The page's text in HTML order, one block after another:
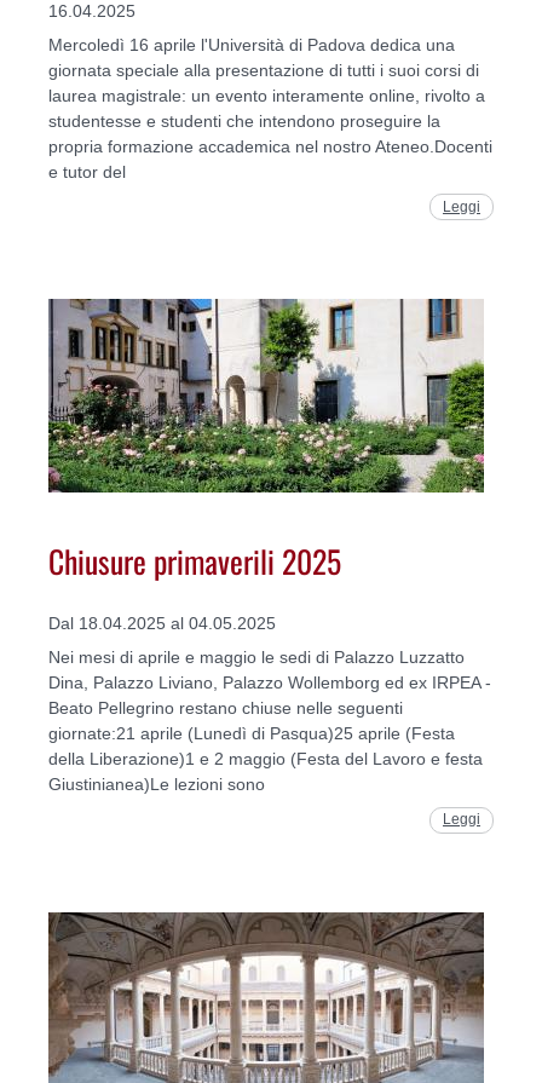
16.04.2025
Mercoledì 16 aprile l'Università di Padova dedica una
giornata speciale alla presentazione di tutti i suoi corsi di
laurea magistrale: un evento interamente online, rivolto a
studentesse e studenti che intendono proseguire la
propria formazione accademica nel nostro Ateneo.Docenti
e tutor del
Leggi
Chiusure primaverili 2025
Dal 18.04.2025 al 04.05.2025
Nei mesi di aprile e maggio le sedi di Palazzo Luzzatto
Dina, Palazzo Liviano, Palazzo Wollemborg ed ex IRPEA -
Beato Pellegrino restano chiuse nelle seguenti
giornate:21 aprile (Lunedì di Pasqua)25 aprile (Festa
della Liberazione)1 e 2 maggio (Festa del Lavoro e festa
Giustinianea)Le lezioni sono
Leggi